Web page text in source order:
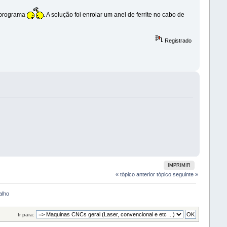
. A solução foi enrolar um anel de ferrite no cabo de
Registrado
IMPRIMIR
« tópico anterior tópico seguinte »
Ir para: